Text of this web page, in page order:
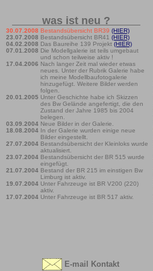
was ist neu ?
30.07.2008 Bestandsübersicht BR39 (HIER)
23.07.2008 Bestandsübersicht BR41 (HIER)
04.02.2008 Das Baureihe 139 Projekt (HIER)
07.01.2008 Die Modellgalerie ist teils umgebaut
und schon teilweise aktiv !
17.04.2006 Nach langer Zeit mal wieder etwas
neues. Unter der Rubrik Galerie habe
ich meine Modellbaufotogalerie
hinzugefügt. Weitere Bilder werden
folgen.
20.01.2005 Unter Geschichte habe ich Skizzen
des Bw Gelände angefertigt, die den
Zustand der Jahre 1985 bis 2004
belegen.
03.09.2004 Neue Bilder in der Galerie.
18.08.2004 In der Galerie wurden einige neue
Bilder eingestellt.
27.07.2004 Bestandsübersicht der Kleinloks wurde
aktualisiert.
23.07.2004 Bestandsübersicht der BR 515 wurde
eingefügt.
21.07.2004 Bestand der BR 215 im einstigen Bw
Limburg ist aktiv.
19.07.2004 Unter Fahrzeuge ist BR V200 (220)
aktiv.
17.07.2004 Unter Fahrzeuge ist BR 517 aktiv.
E-mail Kontakt